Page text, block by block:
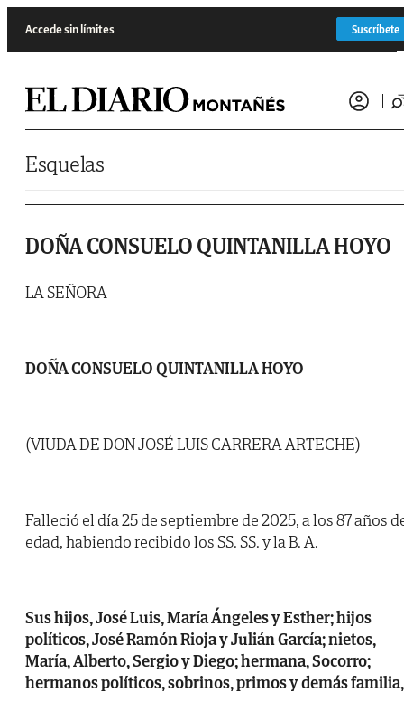
Accede sin límites Suscríbete
Esquelas
DOÑA CONSUELO QUINTANILLA HOYO
LA SEÑORA
DOÑA CONSUELO QUINTANILLA HOYO
(VIUDA DE DON JOSÉ LUIS CARRERA ARTECHE)
Falleció el día 25 de septiembre de 2025, a los 87 años
edad, habiendo recibido los SS. SS. y la B. A.
Sus hijos, José Luis, María Ángeles y Esther; hijos
políticos, José Ramón Rioja y Julián García; nietos,
María, Alberto, Sergio y Diego; hermana, Socorro;
hermanos políticos, sobrinos, primos y demás familia,